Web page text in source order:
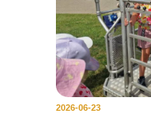
2026-06-23